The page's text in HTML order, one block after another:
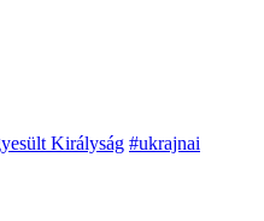
Királyság #ukrajnai